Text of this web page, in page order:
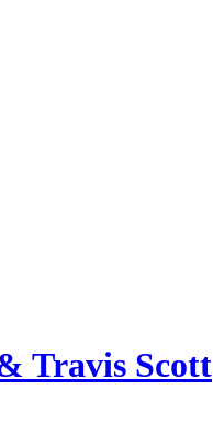
Travis Scott